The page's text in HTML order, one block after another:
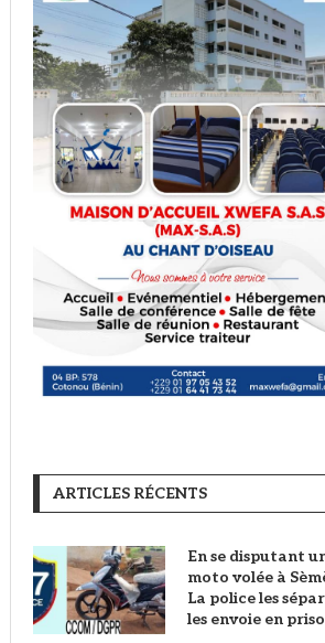
ARTICLES RÉCENTS
En se disputant
moto volée à
La police les
les envoie en